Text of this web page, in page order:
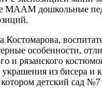
МААМ дошкольные
особенности,
и рязанского
из бисера
детский сад